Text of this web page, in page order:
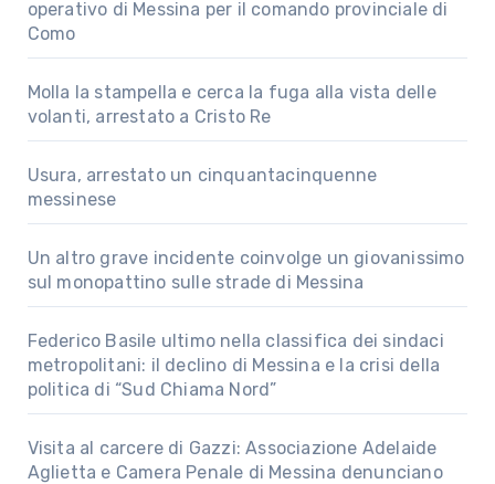
operativo di Messina per il comando provinciale di
Como
Molla la stampella e cerca la fuga alla vista delle
volanti, arrestato a Cristo Re
Usura, arrestato un cinquantacinquenne
messinese
Un altro grave incidente coinvolge un giovanissimo
sul monopattino sulle strade di Messina
Federico Basile ultimo nella classifica dei sindaci
metropolitani: il declino di Messina e la crisi della
politica di “Sud Chiama Nord”
Visita al carcere di Gazzi: Associazione Adelaide
Aglietta e Camera Penale di Messina denunciano